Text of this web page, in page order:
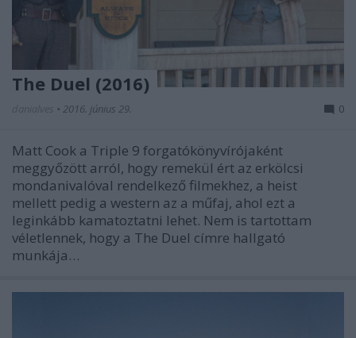
The Duel (2016)
• 2016. június 29. 0
Matt Cook a Triple 9 forgatókönyvírójaként
meggyőzött arról, hogy remekül ért az erkölcsi
mondanivalóval rendelkező filmekhez, a heist
mellett pedig a western az a műfaj, ahol ezt a
leginkább kamatoztatni lehet. Nem is tartottam
véletlennek, hogy a The Duel címre hallgató
munkája…